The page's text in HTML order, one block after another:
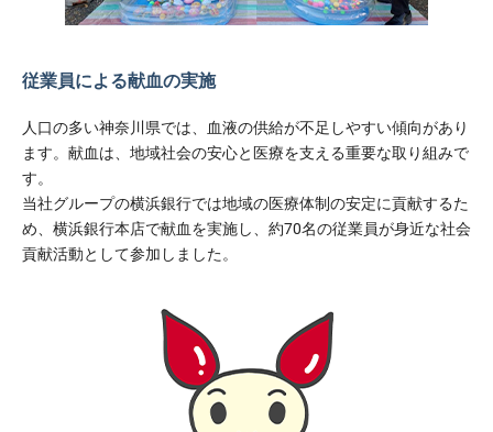
従業員による献血の実施
人口の多い神奈川県では、血液の供給が不足しやすい傾向があり
ます。献血は、地域社会の安心と医療を支える重要な取り組みで
す。
当社グループの横浜銀行では地域の医療体制の安定に貢献するた
め、横浜銀行本店で献血を実施し、約70名の従業員が身近な社会
貢献活動として参加しました。